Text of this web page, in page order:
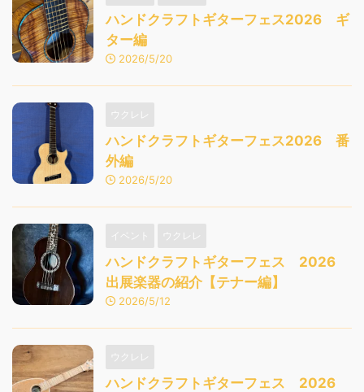
ハンドクラフトギターフェス2026 ギ
ター編
2026/5/20
ウクレレ
ハンドクラフトギターフェス2026 番
外編
2026/5/20
イベント ウクレレ
ハンドクラフトギターフェス 2026
出展楽器の紹介【テナー編】
2026/5/12
ウクレレ
ハンドクラフトギターフェス 2026